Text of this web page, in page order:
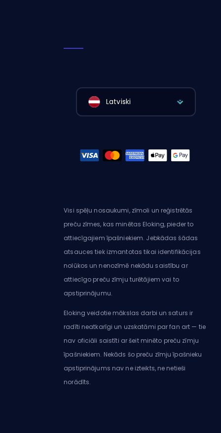
Latviski
Visi spēļu nosaukumi, zīmoli un reģistrētās
preču zīmes, kas minētas Eloking, pieder to
attiecīgajiem īpašniekiem. Jebkādas šādas
atsauces tiek izmantotas tikai identifikācijas
nolūkos un nenozīmē nekādu saistību ar
attiecīgo preču zīmju turētājiem vai to
apstiprinājumu.
Eloking veidotie mākslas darbi un saturs ir
radīti neatkarīgi un uzskatāmi par fan art — tie
nav oficiāli saistīti ar šeit minēto preču zīmju
īpašniekiem. Nekāds šo preču zīmju īpašnieku
apstiprinājums nav ne izteikts, ne netieši
norādīts.